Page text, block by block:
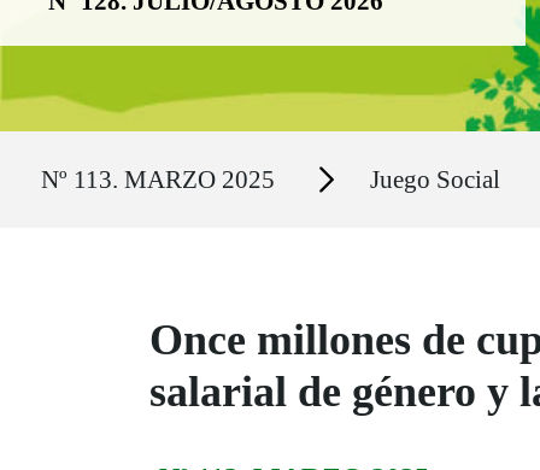
Nº 113. MARZO 2025 Secciones Juego Social
Once millones de
salarial de género y